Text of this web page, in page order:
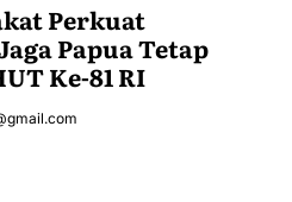
Perkuat
Papua Tetap
Ke-81 RI